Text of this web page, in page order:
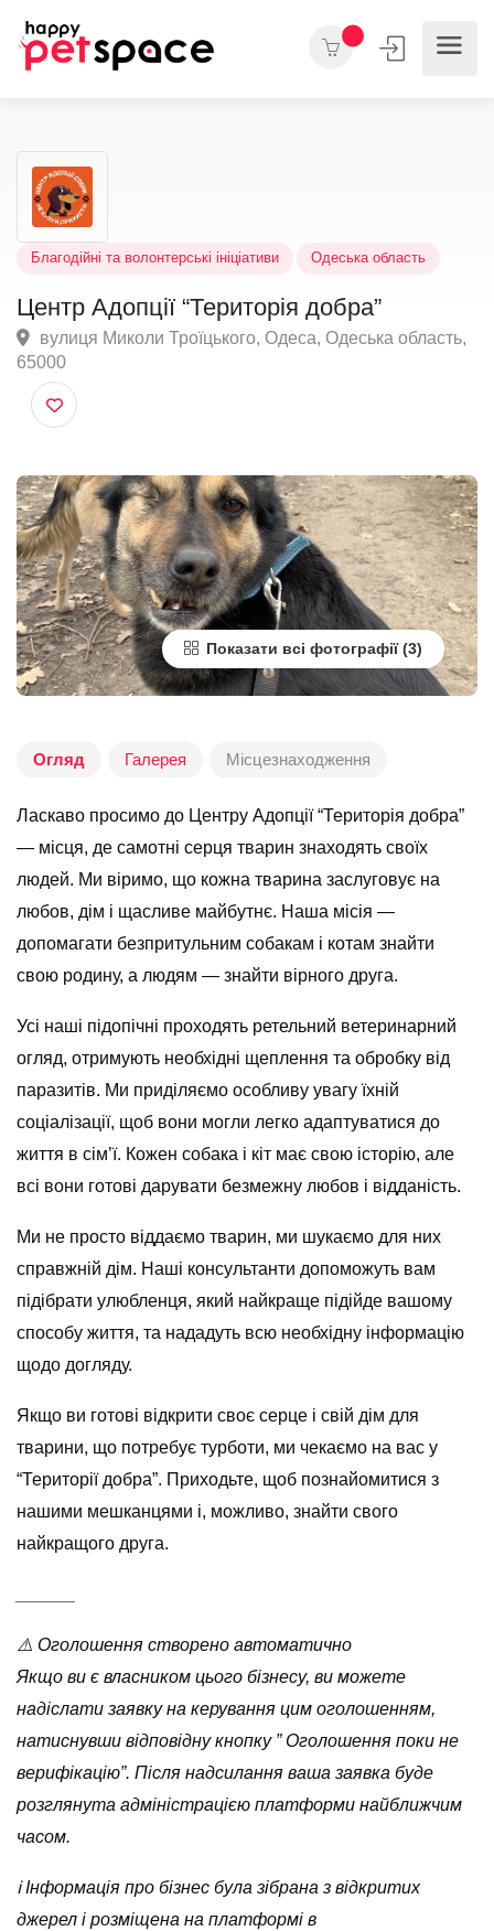
Центр Адопції “Територія добра”
вулиця Миколи Троїцького, Одеса, Одеська
65000
Показати всі фотографії
Огляд Галерея Місцезнаходження
Ласкаво просимо до Центру Адопції “Територія добра”
— місця, де самотні серця тварин знаходять своїх
людей. Ми віримо, що кожна тварина заслуговує на
любов, дім і щасливе майбутнє. Наша місія —
допомагати безпритульним собакам і котам знайти
свою родину, а людям — знайти вірного друга.
Усі наші підопічні проходять ретельний ветеринарний
огляд, отримують необхідні щеплення та обробку від
паразитів. Ми приділяємо особливу увагу їхній
соціалізації, щоб вони могли легко адаптуватися до
життя в сім’ї. Кожен собака і кіт має свою історію, але
всі вони готові дарувати безмежну любов і відданість.
Ми не просто віддаємо тварин, ми шукаємо для них
справжній дім. Наші консультанти допоможуть вам
підібрати улюбленця, який найкраще підійде вашому
способу життя, та нададуть всю необхідну інформацію
щодо догляду.
Якщо ви готові відкрити своє серце і свій дім для
тварини, що потребує турботи, ми чекаємо на вас у
“Території добра”. Приходьте, щоб познайомитися з
нашими мешканцями і, можливо, знайти свого
найкращого друга.
⚠️ Оголошення створено автоматично
Якщо ви є власником цього бізнесу, ви можете
надіслати заявку на керування цим оголошенням,
натиснувши відповідну кнопку ” Оголошення поки не
верифікацію”. Після надсилання ваша заявка буде
розглянута адміністрацією платформи найближчим
часом.
ℹ️ Інформація про бізнес була зібрана з відкритих
джерел і розміщена на платформі в